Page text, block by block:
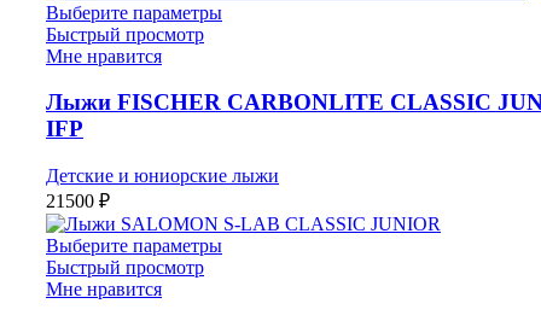
Выберите параметры
Быстрый просмотр
Мне нравится
Лыжи FISCHER CARBONLITE CLASSIC
IFP
Детские и юниорские лыжи
21500 ₽
Выберите параметры
Быстрый просмотр
Мне нравится